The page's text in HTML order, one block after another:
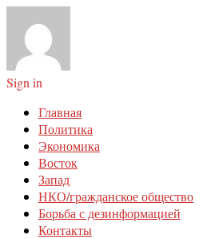
Sign in
Главная
Политика
Экономика
Восток
Запад
НКО/гражданское общество
Борьба с дезинформацией
Контакты